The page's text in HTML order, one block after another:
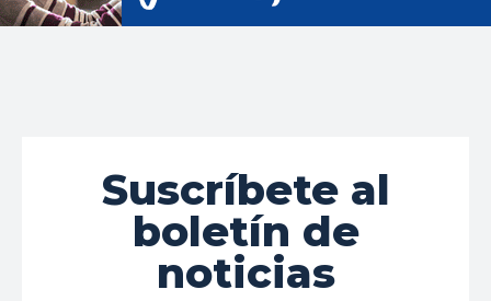
Suscríbete al
boletín de
noticias